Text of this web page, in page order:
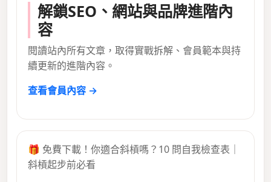
解鎖SEO、網站與品牌進階內
容
閱讀站內所有文章，取得實戰拆解、會員範本與持
續更新的進階內容。
查看會員內容 →
🎁 免費下載！你適合斜槓嗎？10 問自我檢查表｜
斜槓起步前必看